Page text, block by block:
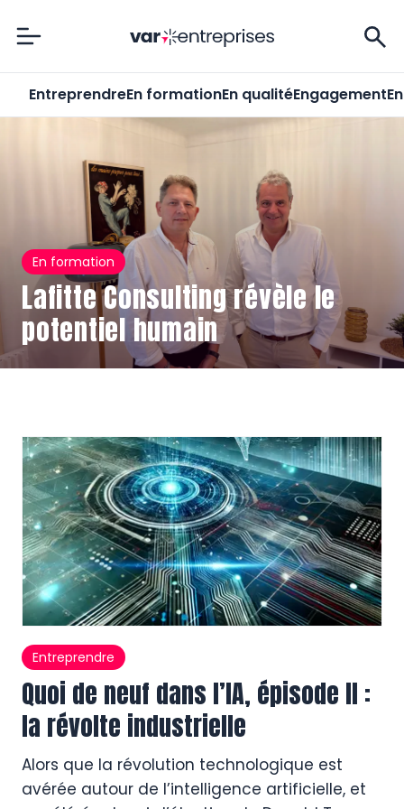
Var-Entreprises
EntreprendreEn formationEn qualitéEngagement
En formation
Lafitte Consulting révèle le
potentiel humain
Entreprendre
Quoi de neuf dans l’IA, épisode II :
la révolte industrielle
Alors que la révolution technologique est
avérée autour de l’intelligence artificielle, et